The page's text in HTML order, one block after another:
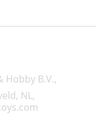
Hobby B.V.,
NL,